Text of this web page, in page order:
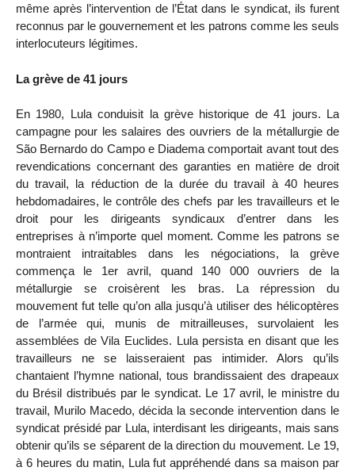
même après l’intervention de l’État dans le syndicat, ils furent
reconnus par le gouvernement et les patrons comme les seuls
interlocuteurs légitimes.
La grève de 41 jours
En 1980, Lula conduisit la grève historique de 41 jours. La
campagne pour les salaires des ouvriers de la métallurgie de
São Bernardo do Campo e Diadema comportait avant tout des
revendications concernant des garanties en matière de droit
du travail, la réduction de la durée du travail à 40 heures
hebdomadaires, le contrôle des chefs par les travailleurs et le
droit pour les dirigeants syndicaux d’entrer dans les
entreprises à n’importe quel moment. Comme les patrons se
montraient intraitables dans les négociations, la grève
commença le 1er avril, quand 140 000 ouvriers de la
métallurgie se croisèrent les bras. La répression du
mouvement fut telle qu’on alla jusqu’à utiliser des hélicoptères
de l’armée qui, munis de mitrailleuses, survolaient les
assemblées de Vila Euclides. Lula persista en disant que les
travailleurs ne se laisseraient pas intimider. Alors qu’ils
chantaient l’hymne national, tous brandissaient des drapeaux
du Brésil distribués par le syndicat. Le 17 avril, le ministre du
travail, Murilo Macedo, décida la seconde intervention dans le
syndicat présidé par Lula, interdisant les dirigeants, mais sans
obtenir qu’ils se séparent de la direction du mouvement. Le 19,
à 6 heures du matin, Lula fut appréhendé dans sa maison par